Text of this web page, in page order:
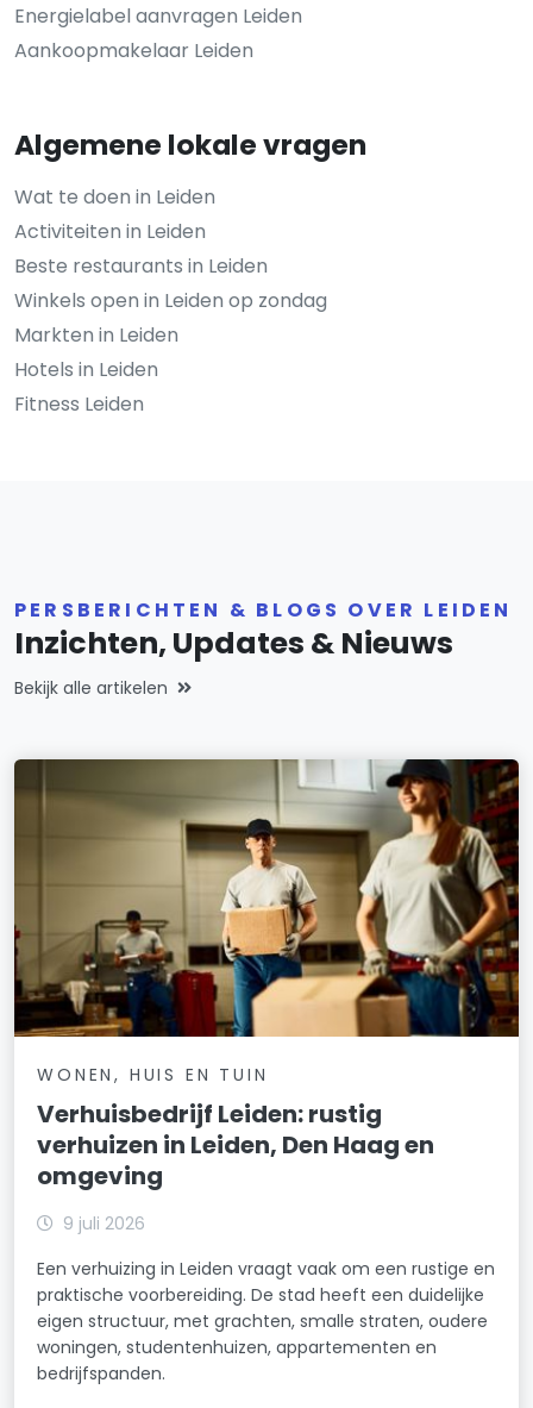
Energielabel aanvragen Leiden
Aankoopmakelaar Leiden
Algemene lokale vragen
Wat te doen in Leiden
Activiteiten in Leiden
Beste restaurants in Leiden
Winkels open in Leiden op zondag
Markten in Leiden
Hotels in Leiden
Fitness Leiden
PERSBERICHTEN & BLOGS OVER LEIDEN
Inzichten, Updates & Nieuws
Bekijk alle artikelen
WONEN, HUIS EN TUIN
Verhuisbedrijf Leiden: rustig
verhuizen in Leiden, Den Haag en
omgeving
9 juli 2026
Een verhuizing in Leiden vraagt vaak om een rustige en
praktische voorbereiding. De stad heeft een duidelijke
eigen structuur, met grachten, smalle straten, oudere
woningen, studentenhuizen, appartementen en
bedrijfspanden.